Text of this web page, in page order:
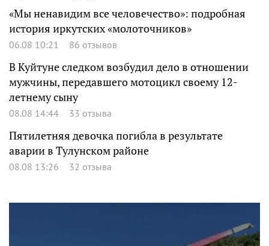
«Мы ненавидим все человечество»: подробная
история иркутских «молоточников»
06.08 10:21 86 отзывов
В Куйтуне следком возбудил дело в отношении
мужчины, передавшего мотоцикл своему 12-
летнему сыну
08.08 14:44 33 отзыва
Пятилетняя девочка погибла в результате
аварии в Тулунском районе
08.08 13:26 32 отзыва